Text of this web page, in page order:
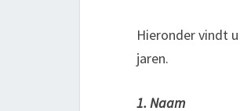
Hieronder vindt
jaren.
1. Naam